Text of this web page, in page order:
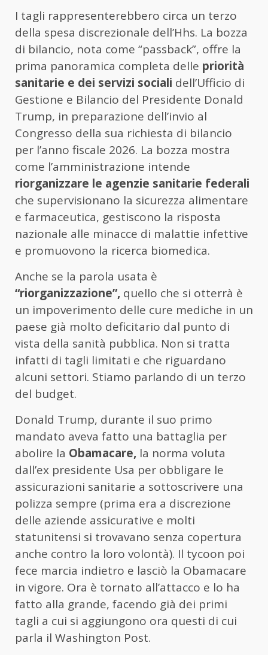
I tagli rappresenterebbero circa un terzo
della spesa discrezionale dell’Hhs. La bozza
di bilancio, nota come “passback”, offre la
prima panoramica completa delle priorità
sanitarie e dei servizi sociali dell’Ufficio di
Gestione e Bilancio del Presidente Donald
Trump, in preparazione dell’invio al
Congresso della sua richiesta di bilancio
per l’anno fiscale 2026. La bozza mostra
come l’amministrazione intende
riorganizzare le agenzie sanitarie federali
che supervisionano la sicurezza alimentare
e farmaceutica, gestiscono la risposta
nazionale alle minacce di malattie infettive
e promuovono la ricerca biomedica.
Anche se la parola usata è
“riorganizzazione”, quello che si otterrà è
un impoverimento delle cure mediche in un
paese già molto deficitario dal punto di
vista della sanità pubblica. Non si tratta
infatti di tagli limitati e che riguardano
alcuni settori. Stiamo parlando di un terzo
del budget.
Donald Trump, durante il suo primo
mandato aveva fatto una battaglia per
abolire la Obamacare, la norma voluta
dall’ex presidente Usa per obbligare le
assicurazioni sanitarie a sottoscrivere una
polizza sempre (prima era a discrezione
delle aziende assicurative e molti
statunitensi si trovavano senza copertura
anche contro la loro volontà). Il tycoon poi
fece marcia indietro e lasciò la Obamacare
in vigore. Ora è tornato all’attacco e lo ha
fatto alla grande, facendo già dei primi
tagli a cui si aggiungono ora questi di cui
parla il Washington Post.